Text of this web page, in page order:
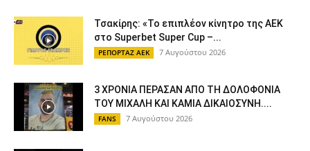
Τσακίρης: «Το επιπλέον κίνητρο της ΑΕΚ
στο Superbet Super Cup –...
ΡΕΠΟΡΤΑΖ ΑΕΚ 7 Αυγούστου 2026
3 ΧΡΟΝΙΑ ΠΕΡΑΣΑΝ ΑΠΟ ΤΗ ΔΟΛΟΦΟΝΙΑ
ΤΟΥ ΜΙΧΑΛΗ ΚΑΙ ΚΑΜΙΑ ΔΙΚΑΙΟΣΥΝΗ....
FANS 7 Αυγούστου 2026